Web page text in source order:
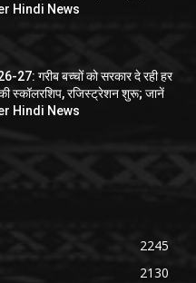
Hindi News
27: गरीब बच्चों को सरकार दे रही हर
स्कॉलरशिप, रजिस्ट्रेशन शुरू; जानें
Hindi News
2245
2130